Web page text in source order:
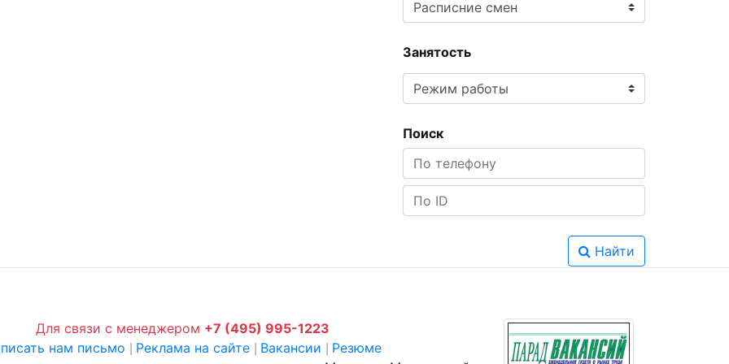
Занятость
Поиск
Найти
Для связи с менеджером +7 (495) 995-1223
нам письмо
Реклама на сайте Вакансии
Резюме